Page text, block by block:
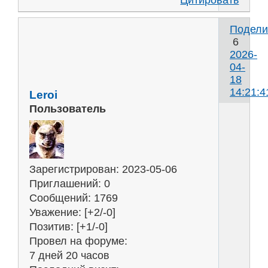
6
2026-
04-
18
Leroi
Пользователь
Зарегистрирован: 2023-05-06
Приглашений: 0
Сообщений: 1769
Уважение: [+2/-0]
Позитив: [+1/-0]
Провел на форуме:
7 дней 20 часов